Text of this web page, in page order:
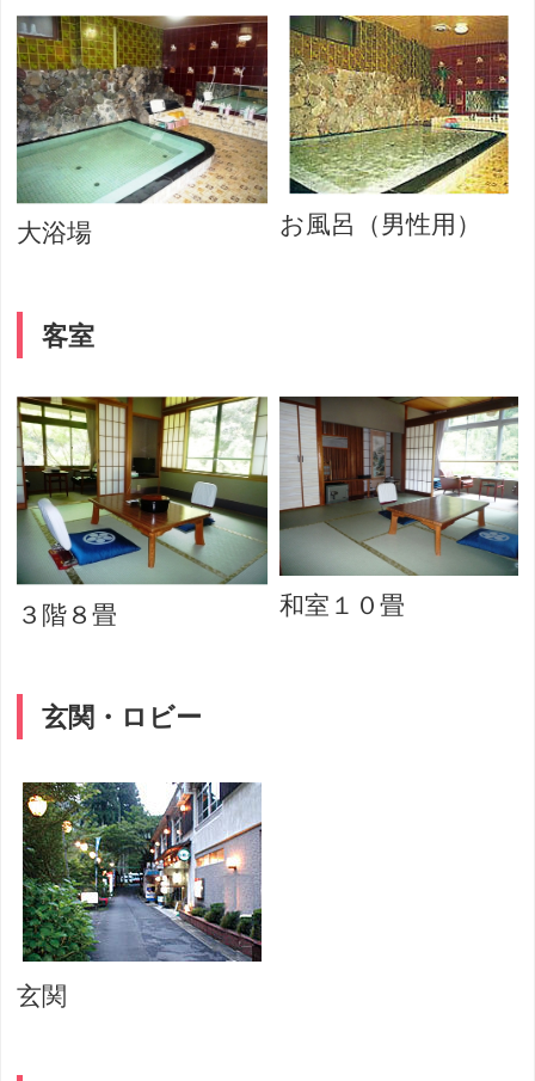
大浴場 お風呂（男性用）
客室
３階８畳 和室１０畳
玄関・ロビー
玄関